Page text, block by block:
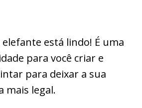
elefante está lindo! É uma
para você criar e
para deixar a sua
mais legal.